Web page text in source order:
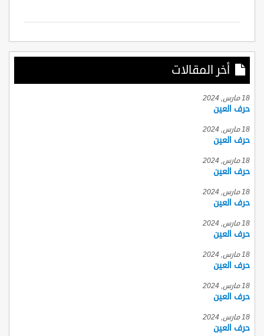
أخر المقالات
18 مارس, 2024
حرف العين
18 مارس, 2024
حرف العين
18 مارس, 2024
حرف العين
18 مارس, 2024
حرف العين
18 مارس, 2024
حرف العين
18 مارس, 2024
حرف العين
18 مارس, 2024
حرف العين
18 مارس, 2024
حرف العين